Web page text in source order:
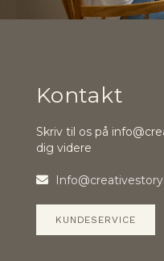
Kontakt
Skriv til os på
dig videre
KUNDESERVICE